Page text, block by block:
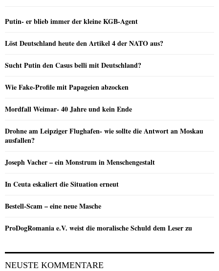
Putin- er blieb immer der kleine KGB-Agent
Löst Deutschland heute den Artikel 4 der NATO aus?
Sucht Putin den Casus belli mit Deutschland?
Wie Fake-Profile mit Papageien abzocken
Mordfall Weimar- 40 Jahre und kein Ende
Drohne am Leipziger Flughafen- wie sollte die Antwort an Moskau
ausfallen?
Joseph Vacher – ein Monstrum in Menschengestalt
In Ceuta eskaliert die Situation erneut
Bestell-Scam – eine neue Masche
ProDogRomania e.V. weist die moralische Schuld dem Leser zu
NEUSTE KOMMENTARE